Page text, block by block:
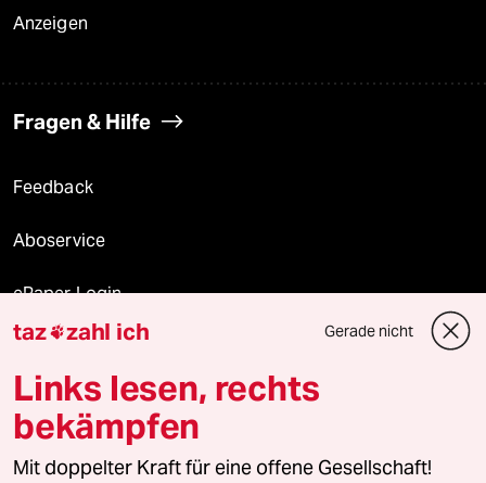
Anzeigen
Fragen & Hilfe
Feedback
Aboservice
ePaper Login
Downloads für Abonnierende
© 2026 taz Verlags und Vertriebs GmbH
Alle Rechte vorbehalten. Bei rechtlichen Fragen oder für Genehmigungen
taz zahl ich Gerade nicht
Links lesen, rechts
bekämpfen
Mit doppelter Kraft für eine offene Gesellschaft!